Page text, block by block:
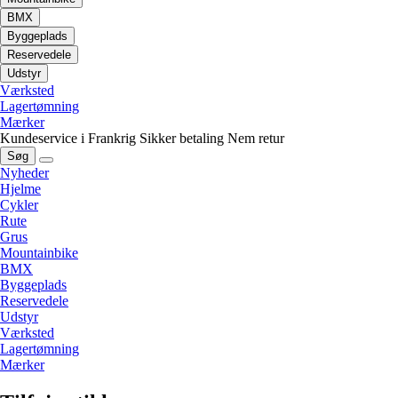
BMX
Byggeplads
Reservedele
Udstyr
Værksted
Lagertømning
Mærker
Kundeservice i Frankrig Sikker betaling Nem retur
Søg
Nyheder
Hjelme
Cykler
Rute
Grus
Mountainbike
BMX
Byggeplads
Reservedele
Udstyr
Værksted
Lagertømning
Mærker